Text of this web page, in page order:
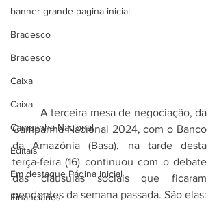
banner grande pagina inicial
Bradesco
Bradesco
Caixa
Caixa
Campanha Nacional
Editais
Em destaque Página inicial
Financiários
Campanha Nacional 2024, com o Banco
da Amazônia (Basa), na tarde desta
terça-feira (16) continuou com o debate
das cláusulas sociais que ficaram
pendentes da semana passada. São elas: